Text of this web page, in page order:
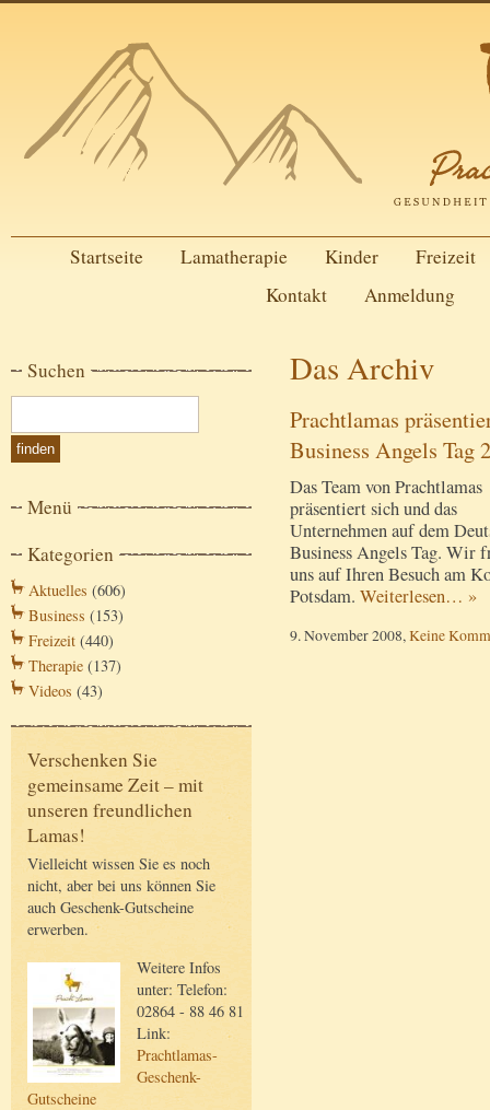
Startseite Lamatherapie Kinder
Freizeit
Kontakt
Anmeldung
Suchen
Menü
Kategorien
Aktuelles (606)
Business (153)
Freizeit (440)
Therapie (137)
Videos (43)
Verschenken Sie
gemeinsame Zeit – mit
unseren freundlichen
Lamas!
Vielleicht wissen Sie es noch
nicht, aber bei uns können Sie
auch Geschenk-Gutscheine
erwerben.
Weitere Infos
unter: Telefon:
02864 - 88 46 81
Link:
Prachtlamas-
Geschenk-
Gutscheine
Das Archiv
Prachtlamas
Business Angels Tag
Das Team von Prachtlamas
präsentiert sich und das
Unternehmen auf dem
Business Angels Tag. Wir
uns auf Ihren Besuch am
Potsdam. Weiterlesen… »
9. November 2008,Keine